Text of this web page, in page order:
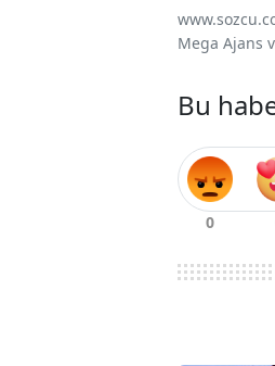
Mega Ajans
Bu